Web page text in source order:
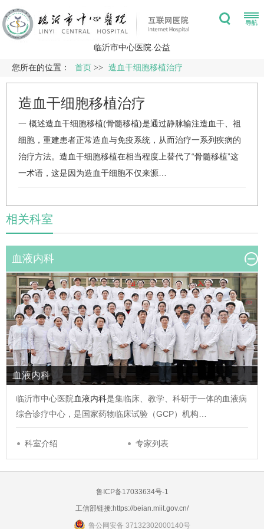
临沂市中心医院.公益
您所在的位置： 首页 >> 造血干细胞移植治疗
造血干细胞移植治疗
一 概述造血干细胞移植(骨髓移植)是通过静脉输注造血干、祖
细胞，重建患者正常造血与免疫系统，从而治疗一系列疾病的
治疗方法。造血干细胞移植在相当程度上替代了“骨髓移植”这
一术语，这是因为造血干细胞不仅来源…
相关科室
血液内科
血液内科
临沂市中心医院血液内科是集临床、教学、科研于一体的血液病
综合诊疗中心，是国家药物临床试验（GCP）机构…
科室介绍 专家列表
鲁ICP备17033634号-1
工信部链接:https://beian.miit.gov.cn/
鲁公网安备 37132302000140号